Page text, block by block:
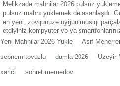
Məlikzadə mahnilar 2026 pulsuz
pulsuz mahnı yükləmək də asanlaşdı.
ən yeni, zövqünüzə uyğun musiqi
etdiyiniz kompyuter və ya
Yeni Mahnilar 2026 Yukle Asif
sebnem tovuzlu damla 2026 Uzeyir
xarici sohret memedov